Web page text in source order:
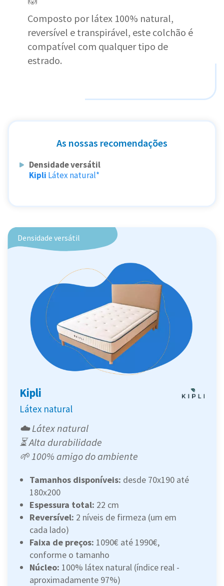
Composto por látex 100% natural,
reversível e transpirável, este colchão é
compatível com qualquer tipo de
estrado.
As nossas recomendações
Densidade versátil
Kipli Látex natural*
Densidade versátil
Kipli
Látex natural
☁️ Látex natural
⏳ Alta durabilidade
🌱 100% amigo do ambiente
Tamanhos disponíveis: desde 70x190 até
180x200
Espessura total: 22 cm
Reversível: 2 níveis de firmeza (um em
cada lado)
Faixa de preços: 1090€ até 1990€,
conforme o tamanho
Núcleo: 100% látex natural (índice real -
aproximadamente 97%)